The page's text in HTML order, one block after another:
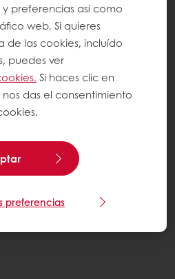
preferencias así como
web. Si quieres
de las cookies, incluído
puedes ver
Si haces clic en
das el consentimiento
preferencias